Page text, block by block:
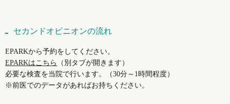
セカンドオピニオンの流れ
EPARKから予約をしてください。
EPARKはこちら
（別タブが開きます）
必要な検査を当院で行います。（30分～1時間程度）
※前医でのデータがあればお持ちください。